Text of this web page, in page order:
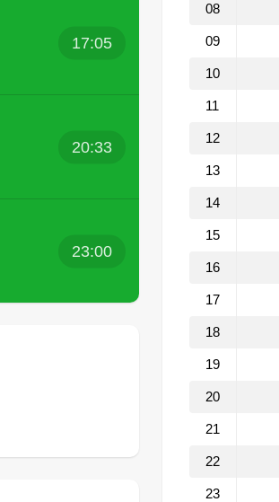
17:05
20:33
23:00
08
09
10
11
12
13
14
15
16
17
18
19
20
21
22
23